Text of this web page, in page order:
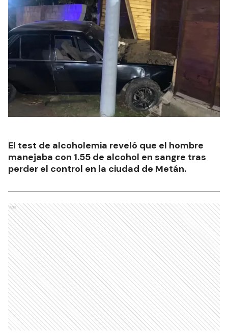
El test de alcoholemia reveló que el hombre
manejaba con 1.55 de alcohol en sangre tras
perder el control en la ciudad de Metán.
Ads